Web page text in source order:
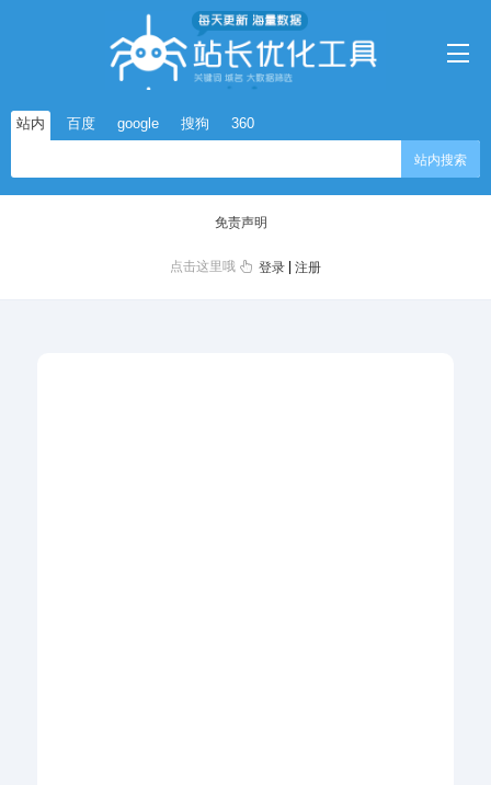
站内 百度 google 搜狗 360
站内搜索
免责声明
点击这里哦 登录 |注册